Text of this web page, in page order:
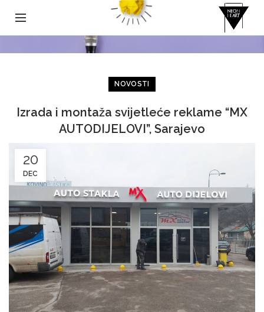
NOVOSTI
Izrada i montaža svijetleće reklame “MX
AUTODIJELOVI”, Sarajevo
20
DEC